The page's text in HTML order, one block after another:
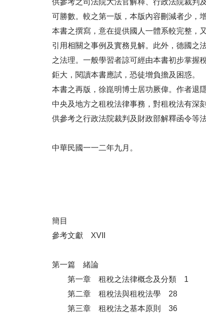
供參考之司法院大法官解釋、行政法院裁判
可勝數。較之第一版，本版內容刪減者少，
本書之撰寫，意在提供國人一體系較完整，
引用相關之事例及實務見解。此外，德國之
之法理。一般學習者諒可經由本書初步掌握
鉅大，閱讀本書應試，恐徒增負擔及困惑。
本書之再版，徐崑明博士居功厥偉。作者退
中央及地方之租稅法律事務，對租稅法有深
供參考之行政法院裁判及財政部解釋函令等
中華民國一一二年九月。
簡目
參考文獻 XVII
第一篇 緒論
第一章 租稅之法律概念及分類 1
第二章 租稅法與租稅法學 28
第三章 租稅法之基本原則 36